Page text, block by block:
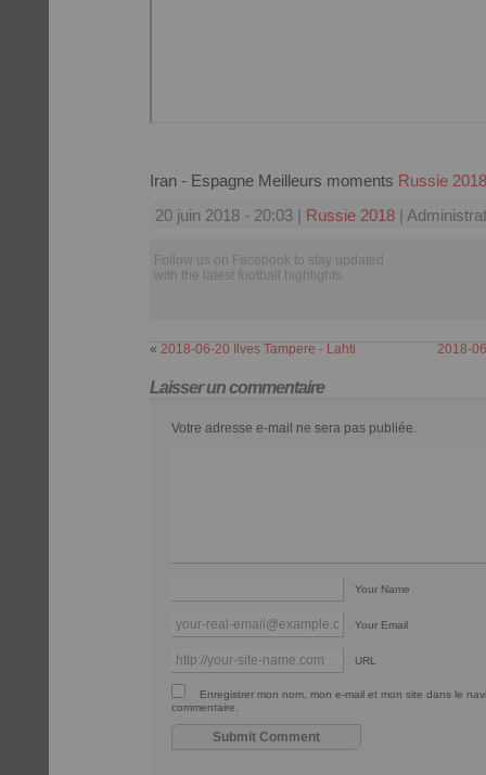
Iran - Espagne Meilleurs moments Russie 2018
20 juin 2018 - 20:03 | Russie 2018 |
Follow us on Facebook to stay updated
with the latest football highlights.
« 2018-06-20 Ilves Tampere - Lahti 2018-
Laisser un commentaire
Votre adresse e-mail ne sera pas publiée.
Your Name
Your Email
URL
Enregistrer mon nom, mon e-mail et mon site dans le
commentaire.